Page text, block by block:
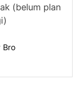
(belum plan
Bro